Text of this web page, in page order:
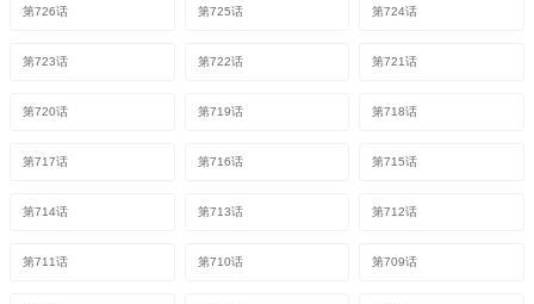
第726话 第725话 第724话
第723话 第722话 第721话
第720话 第719话 第718话
第717话 第716话 第715话
第714话 第713话 第712话
第711话 第710话 第709话